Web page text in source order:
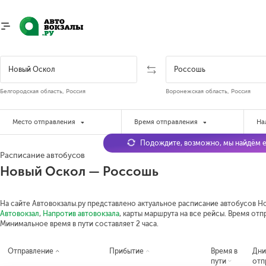
Белгородская область, Россия Воронежская область, Россия
Место отправления Время отправления
Расписание автобусов
Новый Оскол — Россошь
На сайте Автовокзалы.ру представлено актуальное расписание
Автовокзал, Напротив автовокзала, карты маршрута на все рейсы. Время
Минимальное время в пути составляет 2 часа.
Подождите, возможно, мы найдём
Отправление Прибытие
Время в
пути
Дни